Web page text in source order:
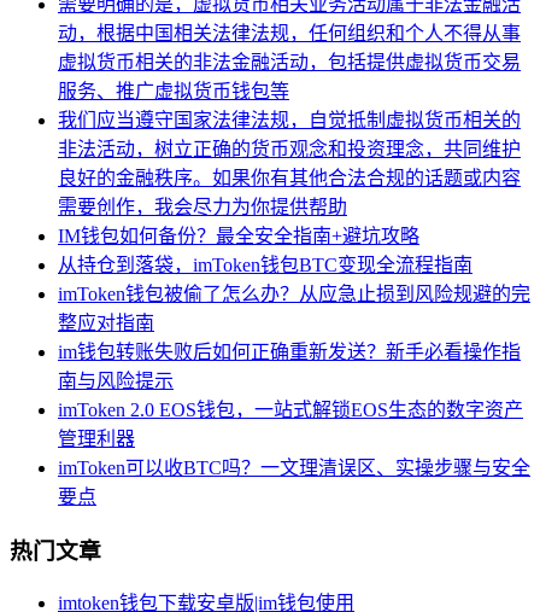
需要明确的是，虚拟货币相关业务活动属于非法金融活
动，根据中国相关法律法规，任何组织和个人不得从事
虚拟货币相关的非法金融活动，包括提供虚拟货币交易
服务、推广虚拟货币钱包等
我们应当遵守国家法律法规，自觉抵制虚拟货币相关的
非法活动，树立正确的货币观念和投资理念，共同维护
良好的金融秩序。如果你有其他合法合规的话题或内容
需要创作，我会尽力为你提供帮助
IM钱包如何备份？最全安全指南+避坑攻略
从持仓到落袋，imToken钱包BTC变现全流程指南
imToken钱包被偷了怎么办？从应急止损到风险规避的完
整应对指南
im钱包转账失败后如何正确重新发送？新手必看操作指
南与风险提示
imToken 2.0 EOS钱包，一站式解锁EOS生态的数字资产
管理利器
imToken可以收BTC吗？一文理清误区、实操步骤与安全
要点
热门文章
imtoken钱包下载安卓版|im钱包使用